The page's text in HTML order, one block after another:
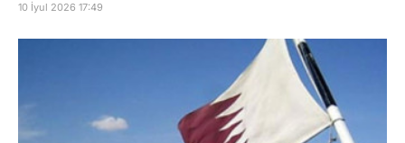
10 İyul 2026 17:49